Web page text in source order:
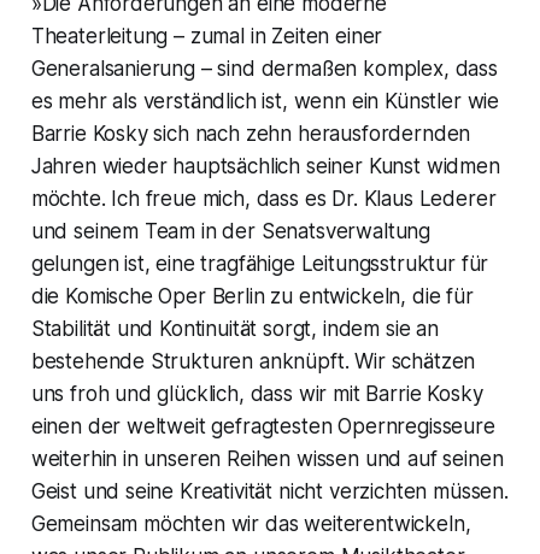
Theaterleitung – zumal in Zeiten einer
Generalsanierung – sind dermaßen komplex, dass
es mehr als verständlich ist, wenn ein Künstler wie
Barrie Kosky sich nach zehn herausfordernden
Jahren wieder hauptsächlich seiner Kunst widmen
möchte. Ich freue mich, dass es Dr. Klaus Lederer
und seinem Team in der Senatsverwaltung
gelungen ist, eine tragfähige Leitungsstruktur für
die Komische Oper Berlin zu entwickeln, die für
Stabilität und Kontinuität sorgt, indem sie an
bestehende Strukturen anknüpft. Wir schätzen
uns froh und glücklich, dass wir mit Barrie Kosky
einen der weltweit gefragtesten Opernregisseure
weiterhin in unseren Reihen wissen und auf seinen
Geist und seine Kreativität nicht verzichten müssen.
Gemeinsam möchten wir das weiterentwickeln,